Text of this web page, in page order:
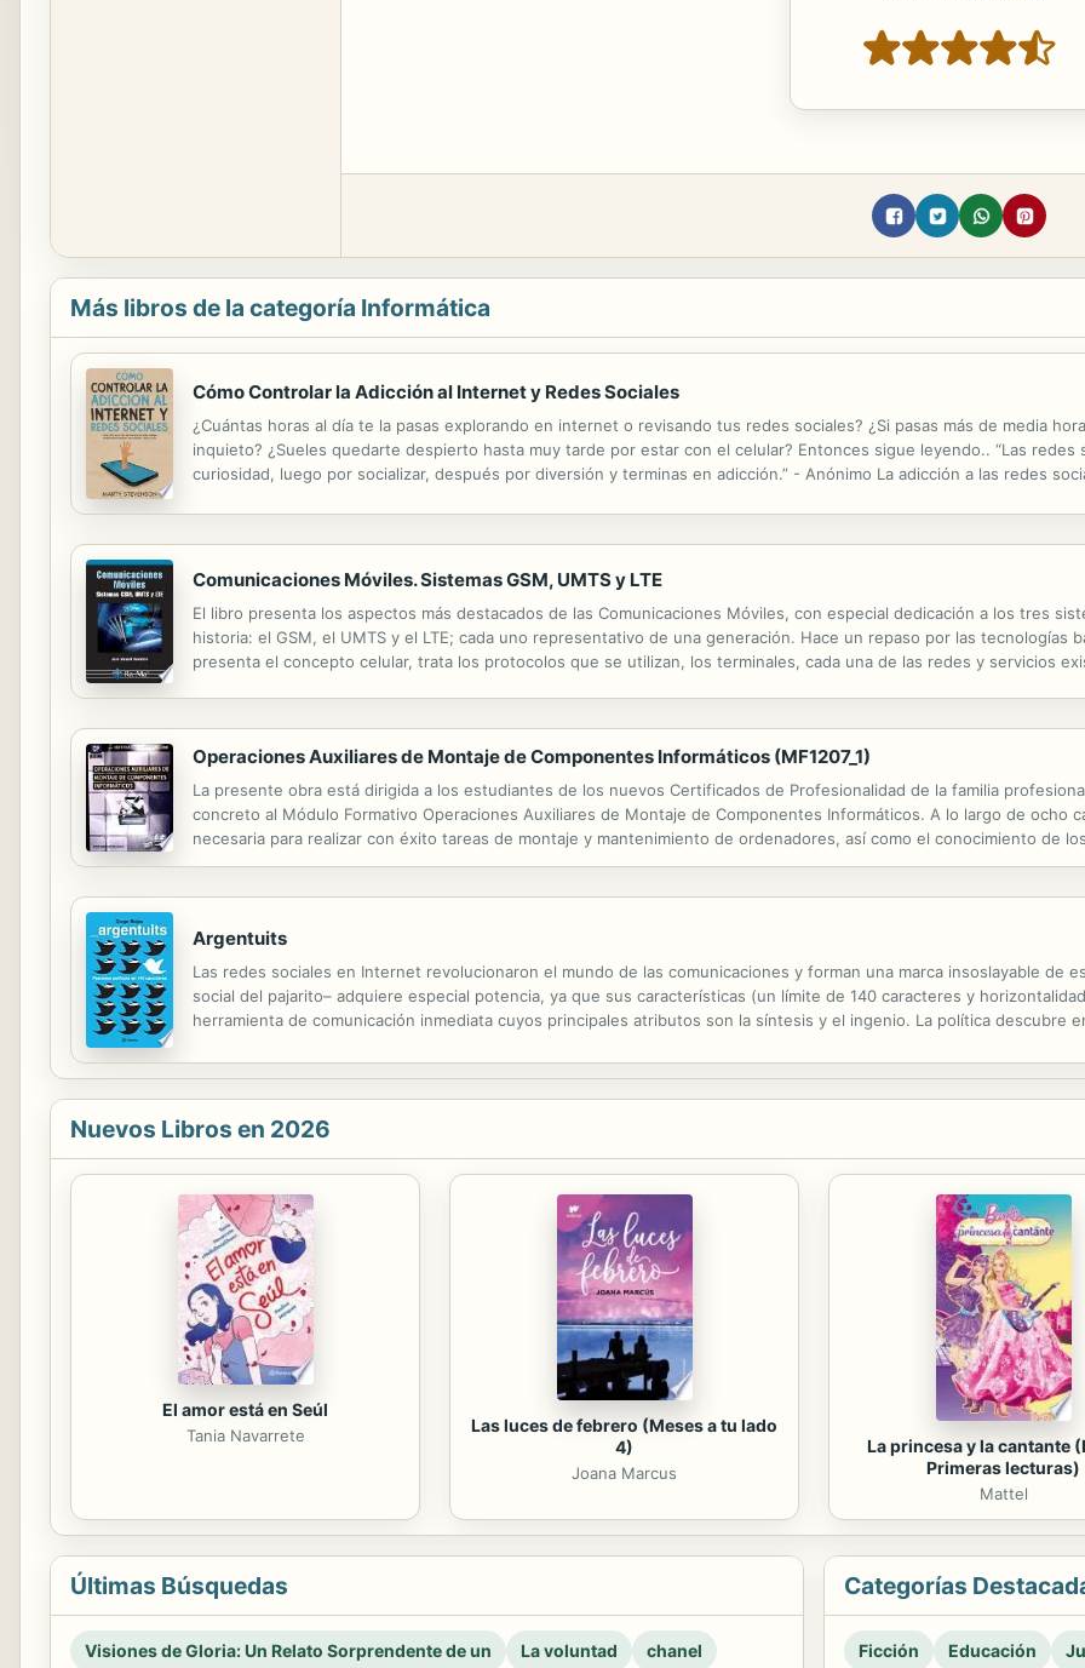
Más libros de la categoría Informática
Cómo Controlar la Adicción al Internet y Redes Sociales
¿Cuántas horas al día te la pasas explorando en internet o revisando tus redes sociales? ¿Si pasas más de media
inquieto? ¿Sueles quedarte despierto hasta muy tarde por estar con el celular? Entonces sigue leyendo.. “Las redes
curiosidad, luego por socializar, después por diversión y terminas en adicción.” - Anónimo La adicción a las redes
Comunicaciones Móviles. Sistemas GSM, UMTS y LTE
El libro presenta los aspectos más destacados de las Comunicaciones Móviles, con especial dedicación a los tres
historia: el GSM, el UMTS y el LTE; cada uno representativo de una generación. Hace un repaso por las tecnologías
presenta el concepto celular, trata los protocolos que se utilizan, los terminales, cada una de las redes y servicios
Operaciones Auxiliares de Montaje de Componentes Informáticos (MF1207_1)
La presente obra está dirigida a los estudiantes de los nuevos Certificados de Profesionalidad de la familia
concreto al Módulo Formativo Operaciones Auxiliares de Montaje de Componentes Informáticos. A lo largo de ocho
necesaria para realizar con éxito tareas de montaje y mantenimiento de ordenadores, así como el conocimiento de
conocimientos básicos sobre electricidad y electrónica ofrecidos al inicio del libro ayudarán al lector a profundizar en
Argentuits
Las redes sociales en Internet revolucionaron el mundo de las comunicaciones y forman una marca insoslayable de
social del pajarito– adquiere especial potencia, ya que sus características (un límite de 140 caracteres y
herramienta de comunicación inmediata cuyos principales atributos son la síntesis y el ingenio. La política descubre
Nuevos Libros en 2026
El amor está en Seúl
Tania Navarrete
Las luces de febrero (Meses a tu lado
4)
Joana Marcus
La princesa y la cantante
Primeras lecturas)
Mattel
Últimas Búsquedas
Visiones de Gloria: Un Relato Sorprendente de un La voluntad chanel
Categorías
Ficción Educación